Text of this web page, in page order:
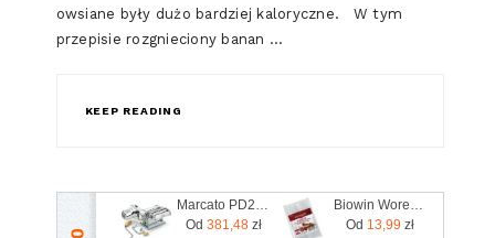
owsiane były dużo bardziej kaloryczne. W tym
przepisie rozgnieciony banan …
KEEP READING
Marcato PD220V
Od 381,48 zł
Biowin Woreczki Foliowe Do Szynkowaru 20Szt. (worszy15sn20)
Od 13,99 zł